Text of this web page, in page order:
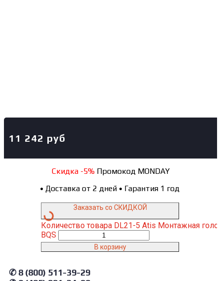
11 242 руб
Скидка -5%Промокод MONDAY
• Доставка от 2 дней • Гарантия 1 год
Заказать со СКИДКОЙ
Количество товара DL21-5 Atis Монтажная
BQS
В корзину
✆ 8 (800) 511-39-29